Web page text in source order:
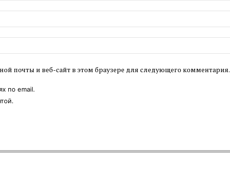
почты и веб-сайт в этом браузере для следующего комментария.
по email.